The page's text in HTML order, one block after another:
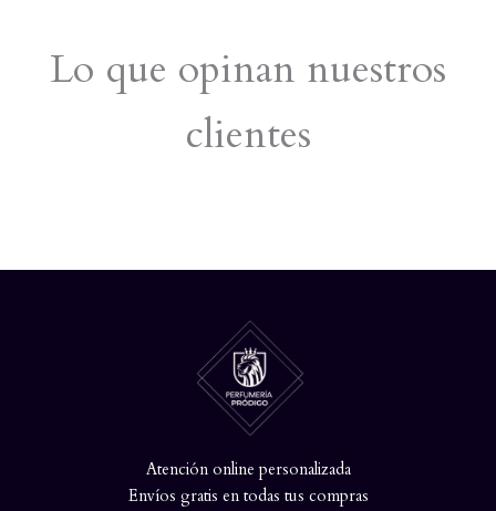
Lo que opinan nuestros
clientes
Atención online personalizada
Envíos gratis en todas tus compras